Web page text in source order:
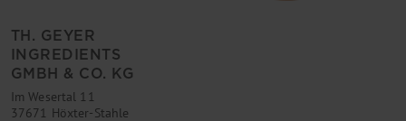
TH. GEYER
INGREDIENTS
GMBH & CO. KG
Im Wesertal 11
37671 Höxter-Stahle